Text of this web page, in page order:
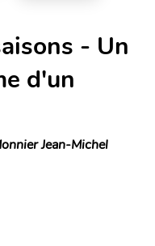
- Un
d'un
Jean-Michel